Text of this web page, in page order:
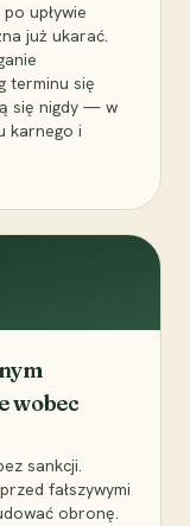
upływie
już ukarać.
terminu się
się nigdy — w
karnego i
wobec
sankcji.
fałszywymi
obronę.